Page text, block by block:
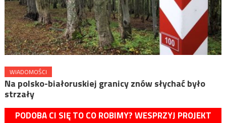
WIADOMOŚCI
Na polsko-białoruskiej granicy znów słychać było
strzały
PODOBA CI SIĘ TO CO ROBIMY? WESPRZYJ PROJEKT